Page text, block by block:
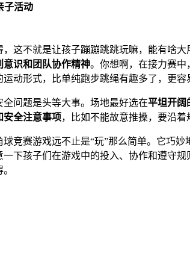
子活动
这不就是让孩子蹦蹦跳跳玩嘛，能有啥
意识和团队协作精神。你想啊，在接力赛
动形式，比单纯跑步跳绳有趣多了，更容
问题是头等大事。场地最好选在平坦开阔
安全注意事项，比如不能故意推搡，要沿
竞赛游戏远不止是“玩”那么简单。它巧妙
下孩子们在游戏中的投入、协作和遵守